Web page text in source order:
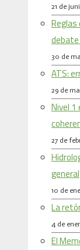
21 de
Reglas
30 de
ATS:
29 de
Nivel 1
27 de
general
10 de
La
4 de
El